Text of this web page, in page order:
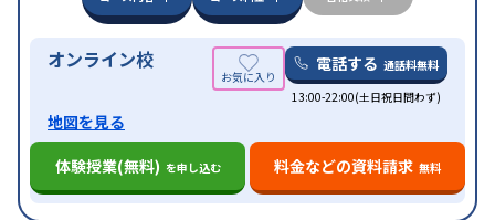
オンライン校 電話する 通話料無料
13:00-22:00(土日祝日問わず)
地図を見る
体験授業(無料) を申し込む 料金などの資料請求 無料